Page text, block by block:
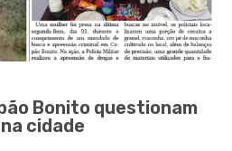
Bonito questionam
cidade